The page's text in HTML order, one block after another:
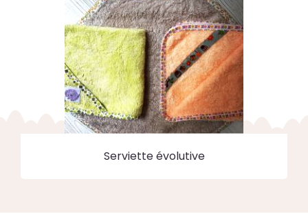
Serviette évolutive